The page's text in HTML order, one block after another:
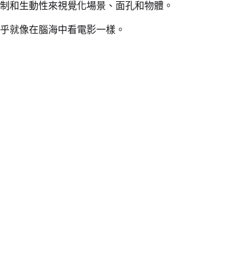
和生動性來視覺化場景、面孔和物體。
就像在腦海中看電影一樣。